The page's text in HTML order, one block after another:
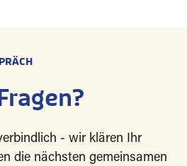
- wir klären Ihr
die nächsten gemeinsamen